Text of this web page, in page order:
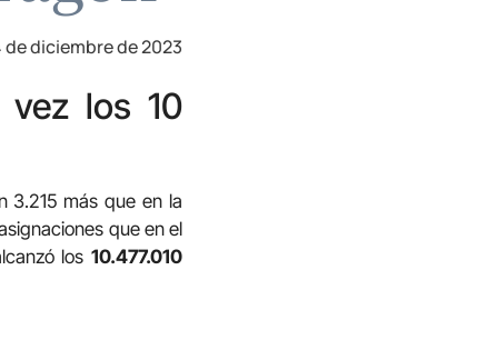
de diciembre de 2023
vez los 10
3.215 más que en la
que en el
los 10.477.010